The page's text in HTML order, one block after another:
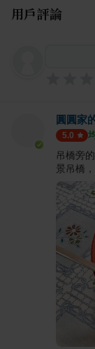
用戶評論
圓圓家
5.0
吊橋旁
景吊橋